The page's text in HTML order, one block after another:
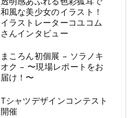
和風な美少女のイラスト！
イラストレーターコユコム
さんインタビュー
まころん初個展 – ソラノキ
オク – 〜現場レポートをお
届け！〜
Tシャツデザインコンテスト
開催